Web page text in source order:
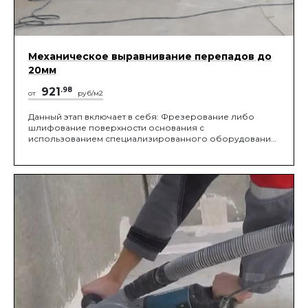
Механическое выравнивание перепадов до
20мм
от 921 .98 руб/м2
Данный этап включает в себя: Фрезерование либо
шлифование поверхности основания с
использованием специализированного оборудования,